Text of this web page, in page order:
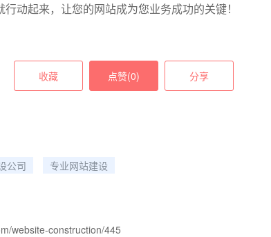
动起来，让您的网站成为您业务成功的关键！
收藏 点赞(0) 分享
公司
专业网站建设
website-construction/445